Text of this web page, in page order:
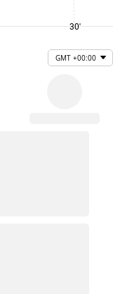
30'
GMT +00:00